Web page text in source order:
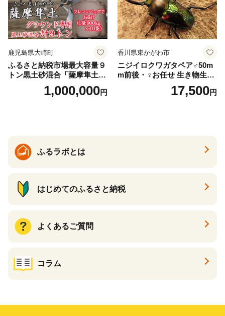
鹿児島県大崎町
ふるさと納税市場最大容量９
トン黒土砂混合「薩摩隼土」
（夢と感動の演出のグラウン
1,000,000円
香川県東かがわ市
ニジイロクワガタペア♂50m
m前後・♀お任せ 生き物生き
17,500円
ふるラボとは
はじめてのふるさと納税
よくあるご質問
コラム